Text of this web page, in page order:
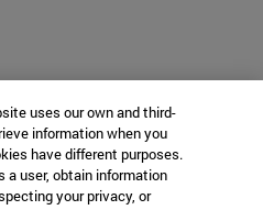
uses our own and third-
information when you
have different purposes.
a user, obtain information
your privacy, or